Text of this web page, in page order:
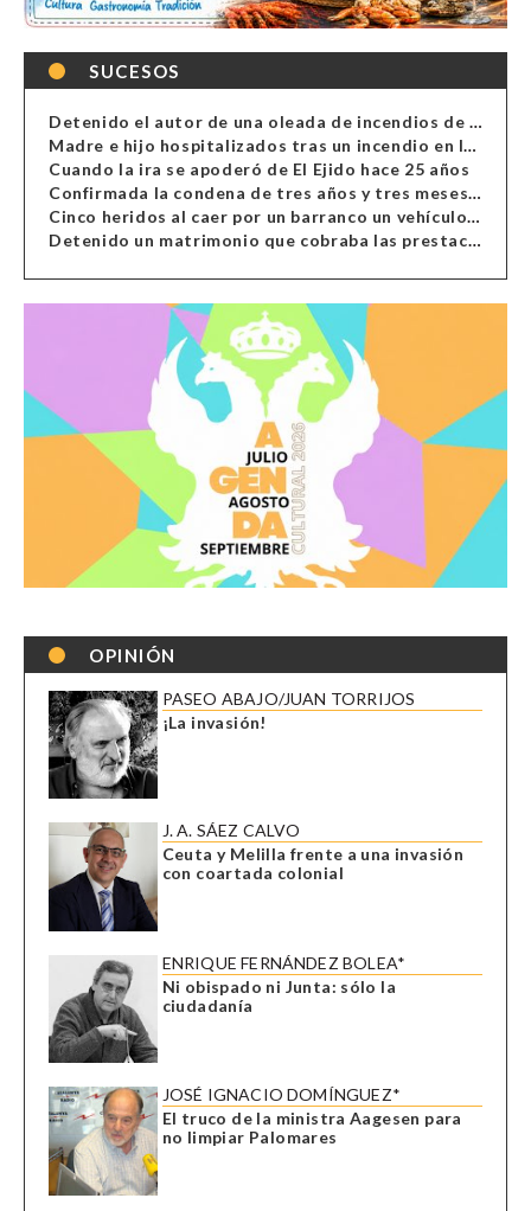
SUCESOS
Detenido el autor de una oleada de incendios de contenedores en Almería
Madre e hijo hospitalizados tras un incendio en la cocina de una vivienda en Almería
Cuando la ira se apoderó de El Ejido hace 25 años
Confirmada la condena de tres años y tres meses al hombre de Antas acusado de xenofobia
Cinco heridos al caer por un barranco un vehículo en Alcolea
Detenido un matrimonio que cobraba las prestaciones de ilegales en Almería, Granada, Málaga, Huelva y Murcia
OPINIÓN
PASEO ABAJO/JUAN TORRIJOS
¡La invasión!
J. A. SÁEZ CALVO
Ceuta y Melilla frente a una invasión
con coartada colonial
ENRIQUE FERNÁNDEZ BOLEA*
Ni obispado ni Junta: sólo la
ciudadanía
JOSÉ IGNACIO DOMÍNGUEZ*
El truco de la ministra Aagesen para
no limpiar Palomares